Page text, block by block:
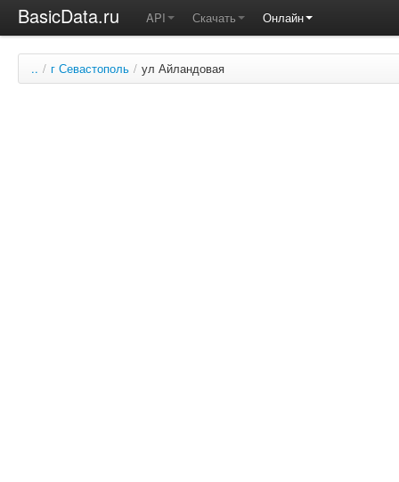
BasicData.ru API Скачать Онлайн
.. / г Севастополь / ул Айландовая